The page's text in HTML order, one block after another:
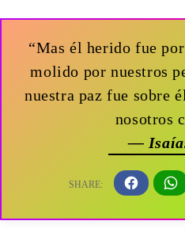
“Mas él herido fue
molido por nuestros
nuestra paz fue sobre
nosotros
—